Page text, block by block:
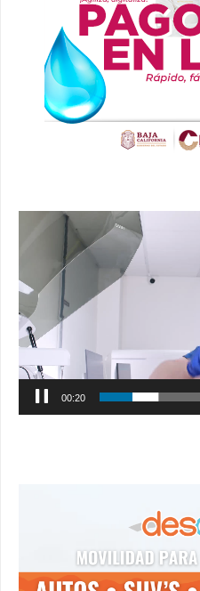
Reproductor
00:21